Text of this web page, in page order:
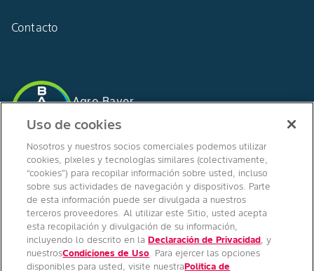
Contacto
Agro Bayer
España
SÍGUENOS EN
Uso de cookies
Nosotros y nuestros socios comerciales podemos utilizar
cookies, píxeles y tecnologías similares (colectivamente,
“cookies”) para recopilar información sobre usted, incluso
sobre sus actividades de navegación y dispositivos. Parte
de esta información puede ser divulgada a nuestros
terceros proveedores. Al utilizar este Sitio, usted acepta
esta recopilación y divulgación de su información,
incluyendo lo descrito en laDeclaración de Privacidad, y
nuestrosCondiciones de Uso. Para ejercer las opciones
disponibles para usted, visite nuestraPolítica de